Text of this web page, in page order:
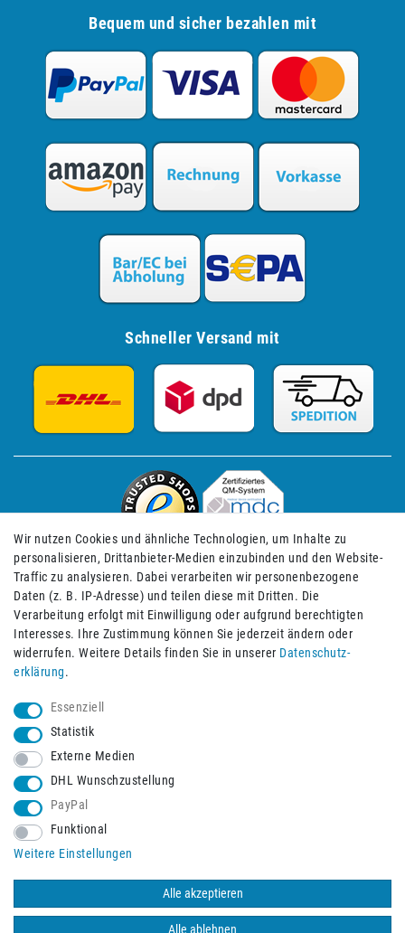
Bequem und sicher bezahlen mit
Schneller Versand mit
Impressum Daten­schutz­erklärung AGB
© 2026 Burbach+Goetz Deutsche Sanitätshaus GmbH
vorbehalten. Alle Preise verstehen sich inklusive der Mehrwertsteuer,
Wir nutzen Cookies und ähnliche Technologien, um Inhalte zu
personalisieren, Drittanbieter-Medien einzubinden und den Website-
Traffic zu analysieren. Dabei verarbeiten wir personenbezogene
Daten (z. B. IP-Adresse) und teilen diese mit Dritten. Die
Verarbeitung erfolgt mit Einwilligung oder aufgrund berechtigten
Interesses. Ihre Zustimmung können Sie jederzeit ändern oder
widerrufen. Weitere Details finden Sie in unserer Daten­schutz­
erklärung.
Essenziell
Statistik
Externe Medien
DHL Wunschzustellung
PayPal
Funktional
Weitere Einstellungen
Alle akzeptieren
Alle ablehnen